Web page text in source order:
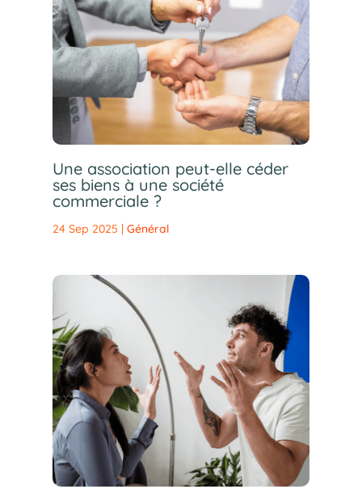
Une association peut-elle céder
ses biens à une société
commerciale ?
24 Sep 2025 | Général